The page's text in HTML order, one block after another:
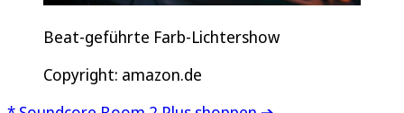
Beat-geführte Farb-Lichtershow
Copyright: amazon.de